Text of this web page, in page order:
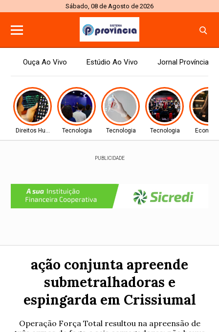
Sábado, 08 de Agosto de 2026
Ouça Ao Vivo Estúdio Ao Vivo Jornal Província
Direitos HumanosTecnologia Tecnologia Tecnologia
PUBLICIDADE
ação conjunta apreende
submetralhadoras e
espingarda em Crissiumal
Operação Força Total resultou na apreensão de